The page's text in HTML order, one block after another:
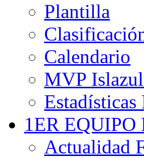
Plantilla
Calendario
MVP
1ER
Actualidad